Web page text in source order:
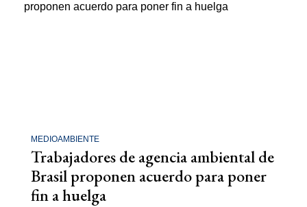
MEDIOAMBIENTE
Trabajadores de agencia ambiental de
Brasil proponen acuerdo para poner
fin a huelga